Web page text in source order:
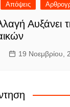
Απόψεις
Αυξάνει
19 Νοεμβρίου,